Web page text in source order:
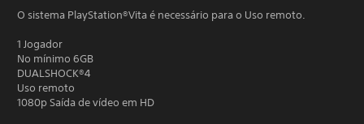
O sistema PlayStation®Vita é necessário para o Uso remoto.
1 Jogador
No mínimo 6GB
DUALSHOCK®4
Uso remoto
1080p Saída de vídeo em HD